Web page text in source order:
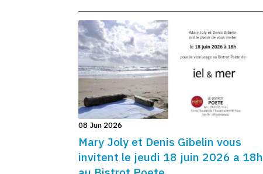
08 Jun 2026
Mary Joly et Denis Gibelin vous
invitent le jeudi 18 juin 2026 a 18h